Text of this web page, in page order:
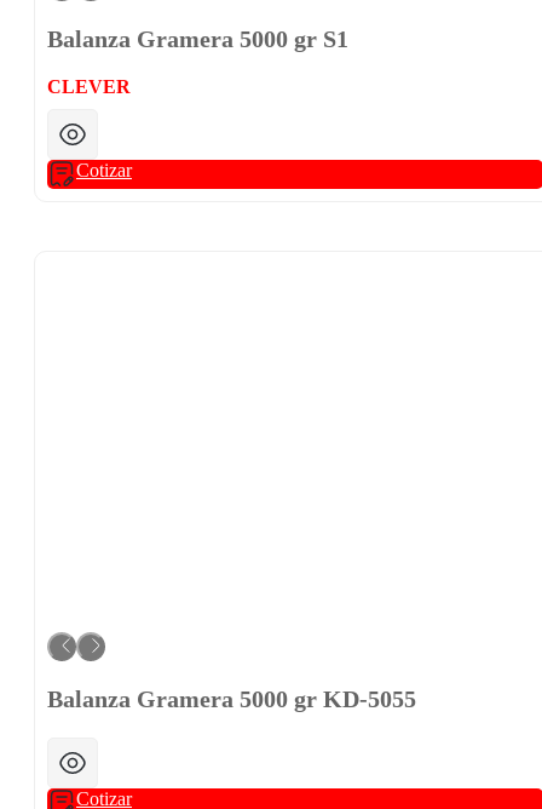
Balanza Gramera 5000 gr S1
CLEVER
Cotizar
Balanza Gramera 5000 gr KD-5055
Cotizar